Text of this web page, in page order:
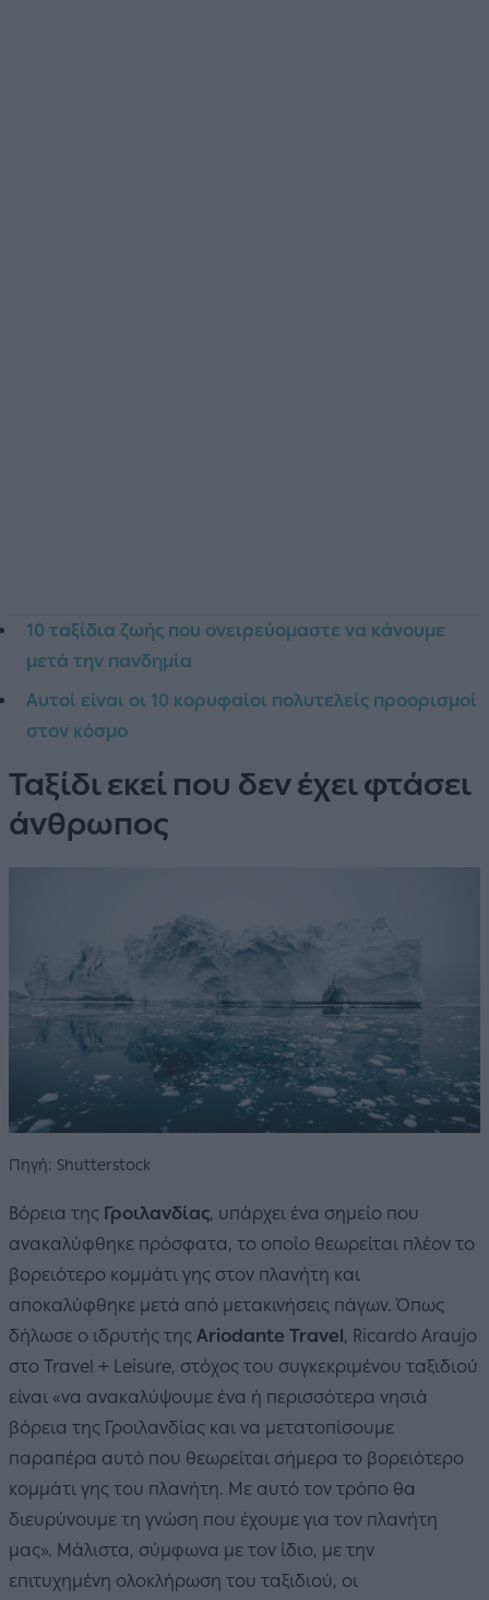
10 ταξίδια ζωής που ονειρεύομαστε να κάνουμε
μετά την πανδημία
Αυτοί είναι οι 10 κορυφαίοι πολυτελείς προορισμοί
στον κόσμο
Ταξίδι εκεί που δεν έχει φτάσει
άνθρωπος
Πηγή: Shutterstock
Βόρεια της Γροιλανδίας, υπάρχει ένα σημείο που
ανακαλύφθηκε πρόσφατα, το οποίο θεωρείται πλέον το
βορειότερο κομμάτι γης στον πλανήτη και
αποκαλύφθηκε μετά από μετακινήσεις πάγων. Όπως
δήλωσε ο ιδρυτής της Αriodante Travel, Ricardo Araujo
στο Travel + Leisure, στόχος του συγκεκριμένου ταξιδιού
είναι «να ανακαλύψουμε ένα ή περισσότερα νησιά
βόρεια της Γροιλανδίας και να μετατοπίσουμε
παραπέρα αυτό που θεωρείται σήμερα το βορειότερο
κομμάτι γης του πλανήτη. Με αυτό τον τρόπο θα
διευρύνουμε τη γνώση που έχουμε για τον πλανήτη
μας». Μάλιστα, σύμφωνα με τον ίδιο, με την
επιτυχημένη ολοκλήρωση του ταξιδιού, οι